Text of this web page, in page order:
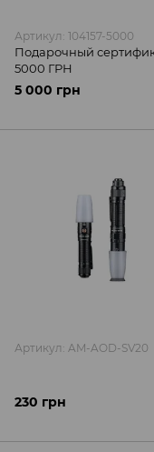
Артикул: 104157-5000
Подарочный
5000 ГРН
5 000 грн
Артикул: AM-AOD-SV20
230 грн